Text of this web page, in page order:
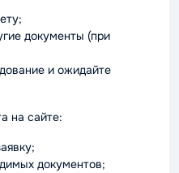
документы (при
и ожидайте
на сайте:
документов;